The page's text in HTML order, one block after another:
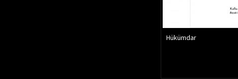
Hükümdar